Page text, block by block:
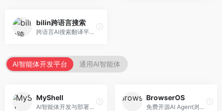
bilin跨语言搜索
跨语言AI搜索翻译平台，专注于信息获取。面向研究者和内容创作者，提供跨语言搜索、内容翻译、信息整合等服务，跨语言检索能力强。
AI智能体开发平台 通用AI智能体
MyShell
AI智能体开发与部署平台，专注于语音交互智能体。面向开发者，提供语音智能体创建、部署服务、社区分享等功能，语音交互能力强。
BrowserOS
免费开源AI Agent浏览器，专注于浏览器自动化。面向开发者，提供浏览器控制、任务自动化、API接口等服务，开源免费。